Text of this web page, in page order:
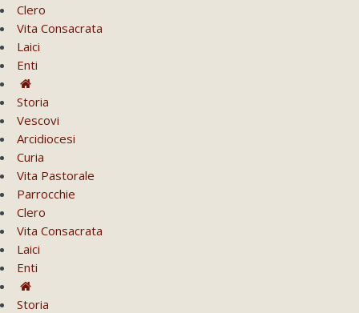
Clero
Vita Consacrata
Laici
Enti
Storia
Vescovi
Arcidiocesi
Curia
Vita Pastorale
Parrocchie
Clero
Vita Consacrata
Laici
Enti
Storia